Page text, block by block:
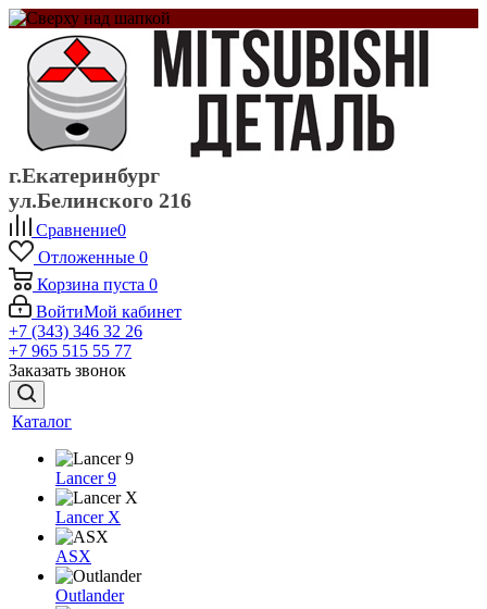
г.Екатеринбург
ул.Белинского 216
Сравнение0
Отложенные 0
Корзина пуста 0
ВойтиМой кабинет
+7 (343) 346 32 26
+7 965 515 55 77
Заказать звонок
Каталог
Lancer 9
Lancer X
ASX
Outlander